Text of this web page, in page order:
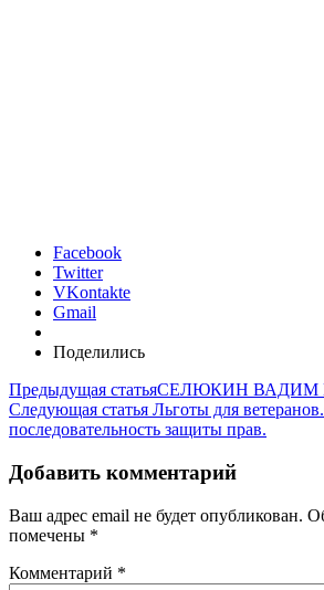
Facebook
Twitter
VKontakte
Gmail
Поделились
Предыдущая статьяСЕЛЮКИН ВАДИМ
Следующая статья Льготы для
последовательность защиты прав.
Добавить комментарий
Ваш адрес email не будет опубликован.
помечены *
Комментарий *